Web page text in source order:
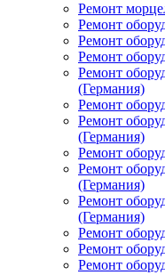
Ремонт
Ремонт
Ремонт
Ремонт
Ремонт
(Германия)
Ремонт
Ремонт
(Германия)
Ремонт
Ремонт
(Германия)
Ремонт
(Германия)
Ремонт
Ремонт
Ремонт